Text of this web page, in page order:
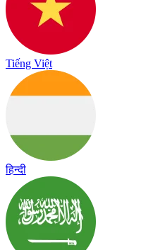
Tiếng Việt
हिन्दी